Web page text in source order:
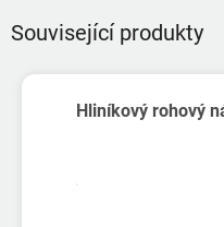
Související produkty
Hliníkový rohový